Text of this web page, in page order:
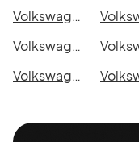
Volkswagen Golf GTI Performance i Ystad
Volkswagen Golf GTI Performance i Nyköping
Volkswagen Golf GTI Performance i Skövde